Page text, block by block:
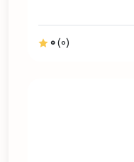
0(0)